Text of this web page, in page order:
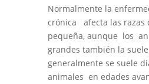
Normalmente la
crónica afecta las razas
pequeña, aunque los
grandes también la
generalmente se suele
animales en edades